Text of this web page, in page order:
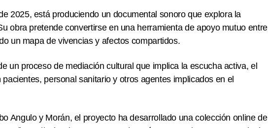
2025, está produciendo un documental sonoro que explora la
obra pretende convertirse en una herramienta de apoyo mutuo entre
un mapa de vivencias y afectos compartidos.
un proceso de mediación cultural que implica la escucha activa, el
personal sanitario y otros agentes implicados en el
Angulo y Morán, el proyecto ha desarrollado una colección online de